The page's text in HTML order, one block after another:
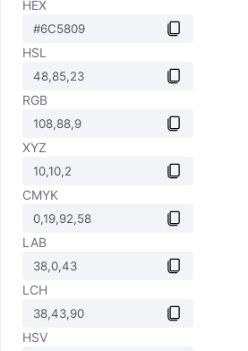
HEX
HSL
RGB
XYZ
CMYK
LAB
LCH
HSV